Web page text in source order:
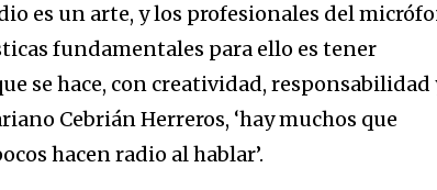
es un arte, y los profesionales del
fundamentales para ello es tener
se hace, con creatividad, responsabilidad
Cebrián Herreros, ‘hay muchos que
hacen radio al hablar’.